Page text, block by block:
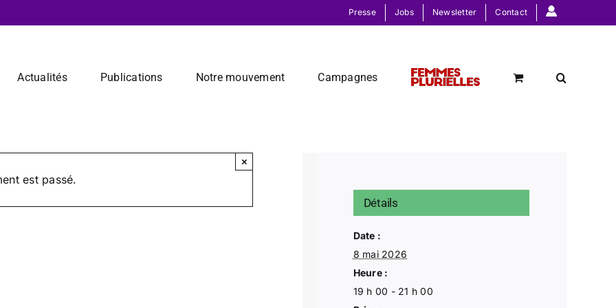
Presse Jobs Newsletter Contact
Actualités Publications Notre mouvement Campagnes
est passé.
×
Détails
Date :
8 mai 2026
Heure :
19 h 00 - 21 h 00